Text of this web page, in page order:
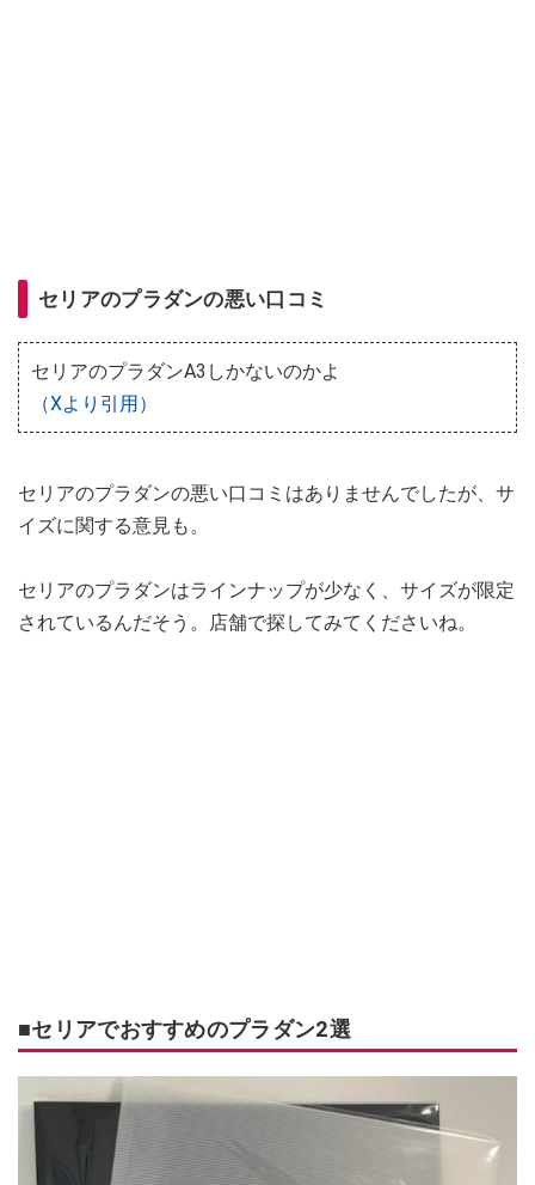
セリアのプラダンの悪い口コミ
セリアのプラダンA3しかないのかよ
（Xより引用）
セリアのプラダンの悪い口コミはありませんでしたが、サ
イズに関する意見も。
セリアのプラダンはラインナップが少なく、サイズが限定
されているんだそう。店舗で探してみてくださいね。
■セリアでおすすめのプラダン2選